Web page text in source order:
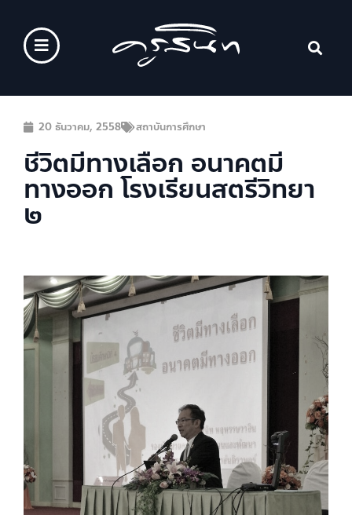
20 ธันวาคม, 2558 สถาบันการศึกษา
ชีวิตมีทางเลือก อนาคตมี
ทางออก โรงเรียนสตรีวิทยา
๒